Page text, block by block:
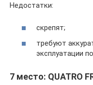
Недостатки:
скрепят;
требуют
эксплуатации
7 место: QUATRO